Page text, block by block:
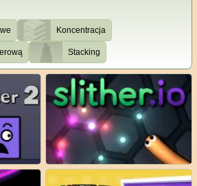
Koncentracja
Stacking